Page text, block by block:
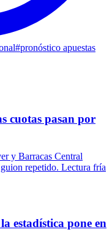
#pronóstico apuestas
cuotas pasan por
y Barracas Central
repetido. Lectura fría
estadística pone en